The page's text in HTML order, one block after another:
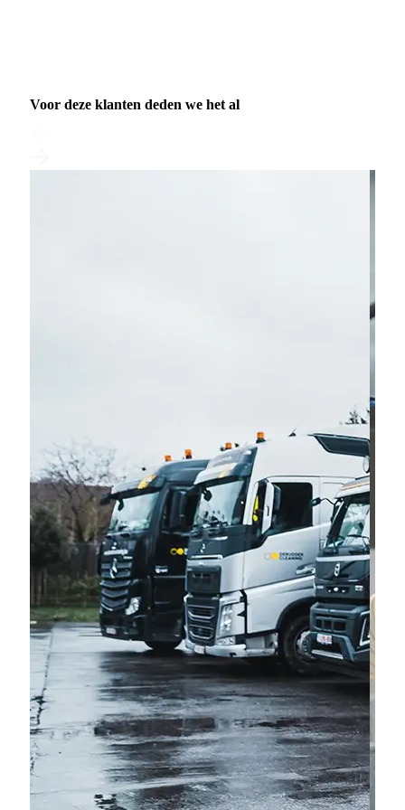
Voor deze klanten deden we het al